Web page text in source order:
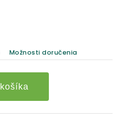
Možnosti doručenia